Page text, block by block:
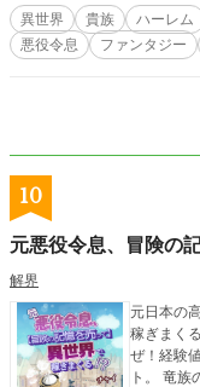
を社会的
はなく「
い始める
統べる特
はない。
異世界 貴族 ハーレム
悪役令息
ファンタジー
10
元悪役令息、冒険の
解界
元日本の
稼ぎまく
ぜ！経験
ト。 竜族